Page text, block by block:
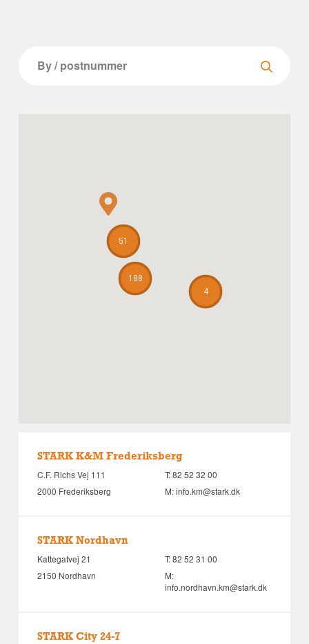
STARK K&M Frederiksberg
C.F. Richs Vej 111
2000 Frederiksberg
T:82 52 32 00
M:info.km@stark.dk
STARK Nordhavn
Kattegatvej 21
2150 Nordhavn
T:82 52 31 00
M:
info.nordhavn.km@stark.dk
STARK City 24-7
188
4
51